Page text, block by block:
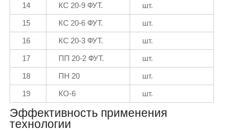
14 КС 20-9 ФУТ. шт.
15 КС 20-6 ФУТ. шт.
16 КС 20-3 ФУТ. шт.
17 ПП 20-2 ФУТ. шт.
18 ПН 20 шт.
19 КО-6 шт.
Эффективность применения
технологии